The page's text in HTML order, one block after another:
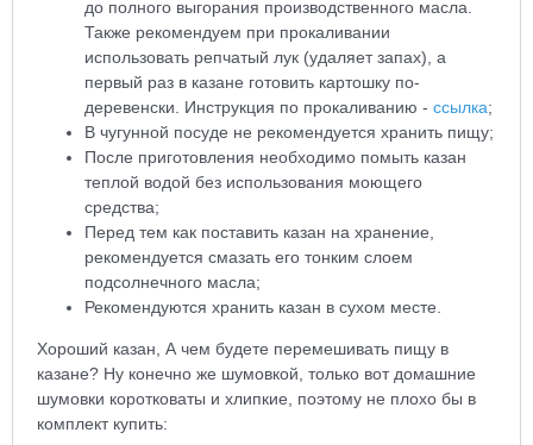
до полного выгорания производственного масла.
Также рекомендуем при прокаливании
использовать репчатый лук (удаляет запах), а
первый раз в казане готовить картошку по-
деревенски. Инструкция по прокаливанию - ссылка;
В чугунной посуде не рекомендуется хранить пищу;
После приготовления необходимо помыть казан
теплой водой без использования моющего
средства;
Перед тем как поставить казан на хранение,
рекомендуется смазать его тонким слоем
подсолнечного масла;
Рекомендуются хранить казан в сухом месте.
Хороший казан, А чем будете перемешивать пищу в
казане? Ну конечно же шумовкой, только вот домашние
шумовки коротковаты и хлипкие, поэтому не плохо бы в
комплект купить: